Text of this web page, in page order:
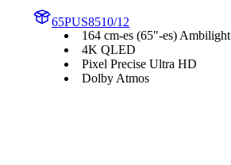
65PUS8510/12
164 cm-es (65"-es)
4K QLED
Pixel Precise Ultra HD
Dolby Atmos